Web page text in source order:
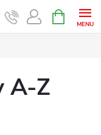
NÁKUPNÍ
KOŠÍK
A-Z